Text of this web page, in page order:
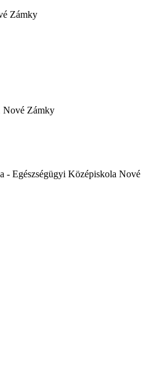
Zámky
Nové Zámky
- Egészségügyi Középiskola Nové